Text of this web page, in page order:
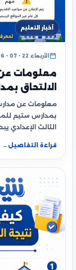
أخبار التعليم
الأربعاء 22 - 07 - 2026
معلومات
الالتحاق
معلومات عن
الثالث
قراءة التفاصيل ←